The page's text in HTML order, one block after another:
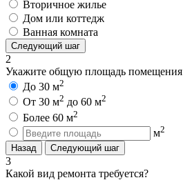
Вторичное жилье
Дом или коттедж
Ванная комната
Следующий шаг
2
Укажите общую площадь помещения
До 30 м2
От 30 м2 до 60 м2
Более 60 м2
м2
Назад
Следующий шаг
3
Какой вид ремонта требуется?